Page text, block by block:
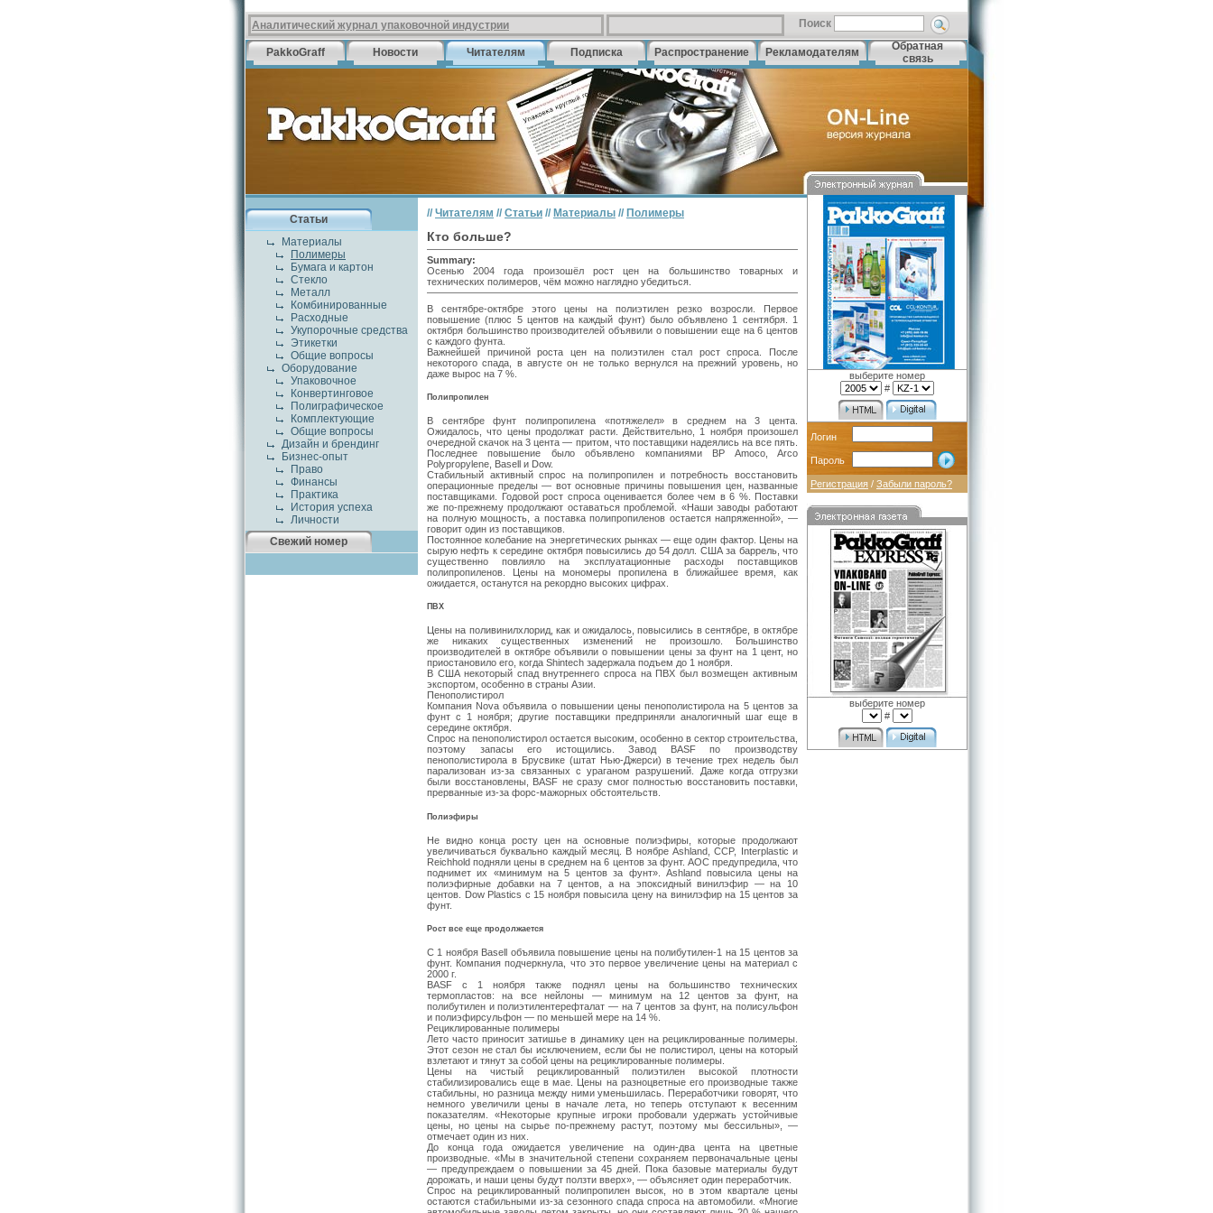
Аналитический журнал упаковочной индустрии Поиск
PakkoGraff Новости Читателям Подписка Распространение Рекламодателям
Обратная
связь
Статьи
Материалы
Полимеры
Бумага и картон
Стекло
Металл
Комбинированные
Расходные
Укупорочные средства
Этикетки
Общие вопросы
Оборудование
Упаковочное
Конвертинговое
Полиграфическое
Комплектующие
Общие вопросы
Дизайн и брендинг
Бизнес-опыт
Право
Финансы
Практика
История успеха
Личности
Свежий номер
// Читателям // Статьи // Материалы // Полимеры
Кто больше?
Summary:
Осенью 2004 года произошёл рост цен на большинство товарных и
технических полимеров, чём можно наглядно убедиться.
В сентябре-октябре этого цены на полиэтилен резко возросли. Первое
повышение (плюс 5 центов на каждый фунт) было объявлено 1 сентября. 1
октября большинство производителей объявили о повышении еще на 6 центов
с каждого фунта.
Важнейшей причиной роста цен на полиэтилен стал рост спроса. После
некоторого спада, в августе он не только вернулся на прежний уровень, но
даже вырос на 7 %.
Полипропилен
В сентябре фунт полипропилена «потяжелел» в среднем на 3 цента.
Ожидалось, что цены продолжат расти. Действительно, 1 ноября произошел
очередной скачок на 3 цента — притом, что поставщики надеялись на все пять.
Последнее повышение было объявлено компаниями BP Amoco, Arco
Polypropylene, Basell и Dow.
Стабильный активный спрос на полипропилен и потребность восстановить
операционные пределы — вот основные причины повышения цен, названные
поставщиками. Годовой рост спроса оценивается более чем в 6 %. Поставки
же по-прежнему продолжают оставаться проблемой. «Наши заводы работают
на полную мощность, а поставка полипропиленов остается напряженной», —
говорит один из поставщиков.
Постоянное колебание на энергетических рынках — еще один фактор. Цены на
сырую нефть к середине октября повысились до 54 долл. США за баррель, что
существенно повлияло на эксплуатационные расходы поставщиков
полипропиленов. Цены на мономеры пропилена в ближайшее время, как
ожидается, останутся на рекордно высоких цифрах.
ПВХ
Цены на поливинилхлорид, как и ожидалось, повысились в сентябре, в октябре
же никаких существенных изменений не произошло. Большинство
производителей в октябре объявили о повышении цены за фунт на 1 цент, но
приостановило его, когда Shintech задержала подъем до 1 ноября.
В США некоторый спад внутреннего спроса на ПВХ был возмещен активным
экспортом, особенно в страны Азии.
Пенополистирол
Компания Nova объявила о повышении цены пенополистирола на 5 центов за
фунт с 1 ноября; другие поставщики предприняли аналогичный шаг еще в
середине октября.
Спрос на пенополистирол остается высоким, особенно в сектор строительства,
поэтому запасы его истощились. Завод BASF по производству
пенополистирола в Брусвике (штат Нью-Джерси) в течение трех недель был
парализован из-за связанных с ураганом разрушений. Даже когда отгрузки
были восстановлены, BASF не сразу смог полностью восстановить поставки,
прерванные из-за форс-мажорных обстоятельств.
Полиэфиры
Не видно конца росту цен на основные полиэфиры, которые продолжают
увеличиваться буквально каждый месяц. В ноябре Ashland, CCP, Interplastic и
Reichhold подняли цены в среднем на 6 центов за фунт. AOC предупредила, что
поднимет их «минимум на 5 центов за фунт». Ashland повысила цены на
полиэфирные добавки на 7 центов, а на эпоксидный винилэфир — на 10
центов. Dow Plastics с 15 ноября повысила цену на винилэфир на 15 центов за
фунт.
Рост все еще продолжается
С 1 ноября Basell объявила повышение цены на полибутилен-1 на 15 центов за
фунт. Компания подчеркнула, что это первое увеличение цены на материал с
2000 г.
BASF с 1 ноября также поднял цены на большинство технических
термопластов: на все нейлоны — минимум на 12 центов за фунт, на
полибутилен и полиэтилентерефталат — на 7 центов за фунт, на полисульфон
и полиэфирсульфон — по меньшей мере на 14 %.
Рециклированные полимеры
Лето часто приносит затишье в динамику цен на рециклированные полимеры.
Этот сезон не стал бы исключением, если бы не полистирол, цены на который
взлетают и тянут за собой цены на рециклированные полимеры.
Цены на чистый рециклированный полиэтилен высокой плотности
стабилизировались еще в мае. Цены на разноцветные его производные также
стабильны, но разница между ними уменьшилась. Переработчики говорят, что
немного увеличили цены в начале лета, но теперь отступают к весенним
показателям. «Некоторые крупные игроки пробовали удержать устойчивые
цены, но цены на сырье по-прежнему растут, поэтому мы бессильны», —
отмечает один из них.
До конца года ожидается увеличение на один-два цента на цветные
производные. «Мы в значительной степени сохраняем первоначальные цены
— предупреждаем о повышении за 45 дней. Пока базовые материалы будут
дорожать, и наши цены будут ползти вверх», — объясняет один переработчик.
Спрос на рециклированный полипропилен высок, но в этом квартале цены
остаются стабильными из-за сезонного спада спроса на автомобили. «Многие
выберите номер
#
Логин
Пароль
Регистрация / Забыли пароль?
выберите номер
#